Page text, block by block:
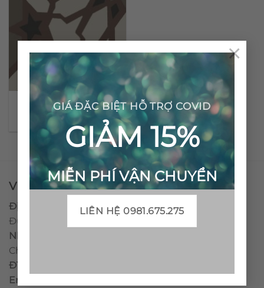
GIÁ ĐẶC BIỆT HỖ TRỢ COVID
GIẢM 15%
MIỄN PHÍ VẬN CHUYỂN
LIÊN HỆ 0981.675.275
×
Gạch bông cổ điển CTS
79.3
VPĐD - CTY TNHH GẠCH BÔNG VIỆT NAM
Địa chỉ:
CCN Quán Lát, Xã Đức Chánh, Huyện Mộ
Đức, Tỉnh Quảng Ngãi
Nhà máy miền trung:
Chánh, Huyện Mộ Đức, Tỉnh Quảng Ngãi, Việt Nam
ĐT
Email